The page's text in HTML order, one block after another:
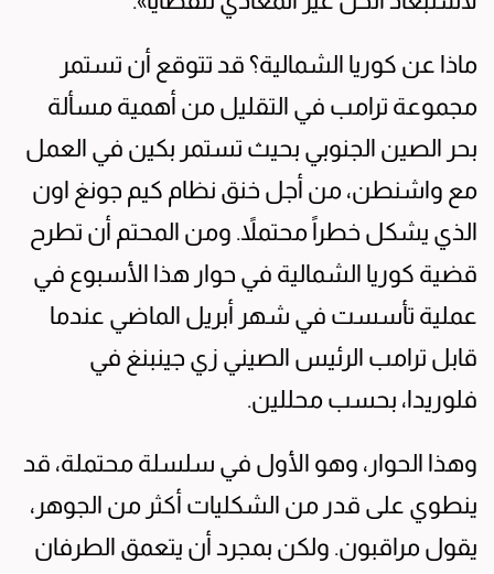
ماذا عن كوريا الشمالية؟ قد تتوقع أن تستمر
مجموعة ترامب في التقليل من أهمية مسألة
بحر الصين الجنوبي بحيث تستمر بكين في العمل
مع واشنطن، من أجل خنق نظام كيم جونغ اون
الذي يشكل خطراً محتملاً. ومن المحتم أن تطرح
قضية كوريا الشمالية في حوار هذا الأسبوع في
عملية تأسست في شهر أبريل الماضي عندما
قابل ترامب الرئيس الصيني زي جينبنغ في
فلوريدا، بحسب محللين.
وهذا الحوار، وهو الأول في سلسلة محتملة، قد
ينطوي على قدر من الشكليات أكثر من الجوهر،
يقول مراقبون. ولكن بمجرد أن يتعمق الطرفان